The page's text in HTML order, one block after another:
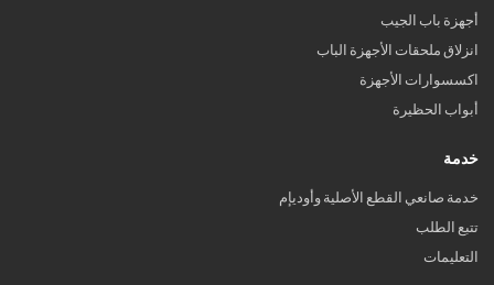
أجهزة باب الجيب
انزلاق ملحقات الأجهزة الباب
اكسسوارات الأجهزة
أبواب الحظيرة
خدمة
خدمة صانعي القطع الأصلية وأوديإم
تتبع الطلب
التعليمات